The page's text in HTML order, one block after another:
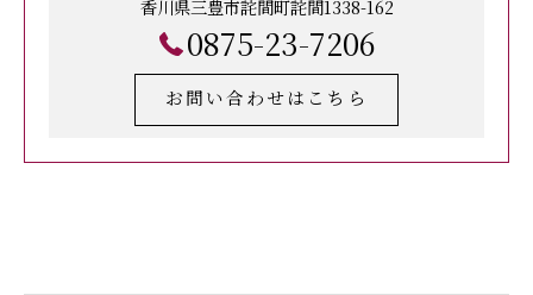
香川県三豊市詫間町詫間1338-162
0875-23-7206
お問い合わせはこちら